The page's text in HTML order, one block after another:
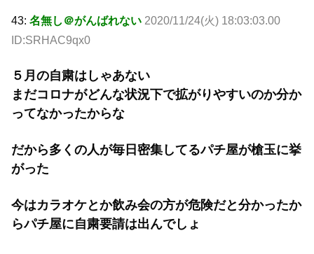
43: 名無し＠がんばれない 2020/11/24(火) 18:03:03.00
ID:SRHAC9qx0
５月の自粛はしゃあない
まだコロナがどんな状況下で拡がりやすいのか分か
ってなかったからな
だから多くの人が毎日密集してるパチ屋が槍玉に挙
がった
今はカラオケとか飲み会の方が危険だと分かったか
らパチ屋に自粛要請は出んでしょ